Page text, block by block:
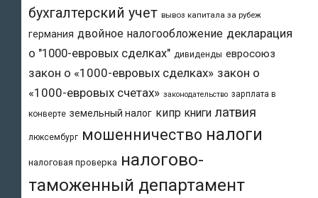
бухгалтерский учет вывоз капитала за рубеж
германия двойное налогообложение декларация
о "1000-евровых сделках" дивиденды евросоюз
закон о «1000-евровых сделках» закон о
«1000-евровых счетах» законодательство зарплата в
конверте земельный налог кипр книги латвия
люксембург мошенничество налоги
налоговая проверка налогово-
таможенный департамент